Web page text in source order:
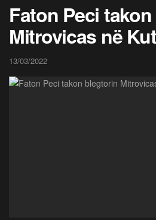
Faton Peci
Mitrovicas në
13/03/2022